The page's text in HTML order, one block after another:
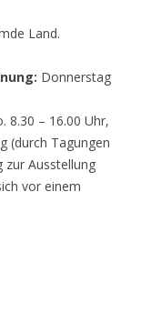
Land.
Donnerstag
8.30 – 16.00 Uhr,
(durch Tagungen
zur Ausstellung
vor einem